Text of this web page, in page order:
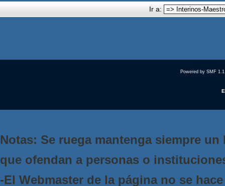
Ir a:
Powered by SMF
Notas: Se ruega mantenga siempre
que ofendan a personas o
-El Webmaster de la página no se